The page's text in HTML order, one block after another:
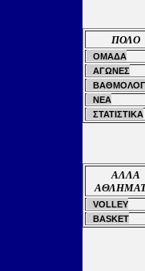
ΠΟΛΟ
ΟΜΑΔΑ
ΑΓΩΝΕΣ
ΝΕΑ
ΣΤΑΤΙΣΤΙΚΑ
ΑΛΛΑ
VOLLEY
BASKET